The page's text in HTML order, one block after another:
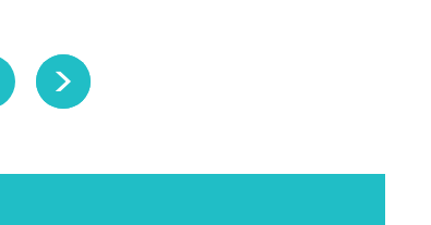
chọn của nhiều phụ huynh
cho con.
›